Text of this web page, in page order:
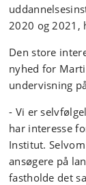
2020 og 2021,
Den store
nyhed for
undervisning
- Vi er
har interesse
Institut.
ansøgere på
fastholde det